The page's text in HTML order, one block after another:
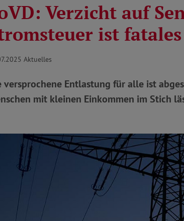
Verzicht auf
ist
Aktuelles
versprochene Entlastung für alle ist
mit kleinen Einkommen im Stich